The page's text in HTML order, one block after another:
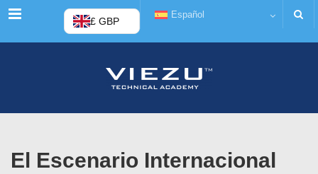
Menú £ GBP
Español
El Escenario Internacional